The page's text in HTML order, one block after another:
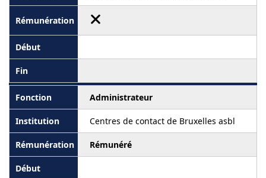
Administrateur
Centres de contact de Bruxelles asbl
Rémunéré